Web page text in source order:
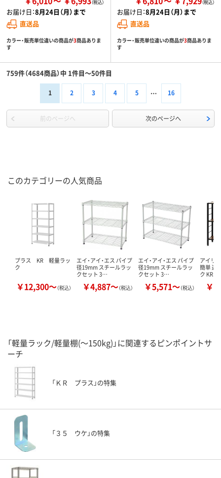
お届け日：8月24日（月）まで
直送品
カラー・販売単位違いの商品が3商品ありま
す
お届け日：8月24日（月）まで
直送品
カラー・販売単位違いの商品が3商品ありま
す
759件（4684商品）中 1件目～50件目
1 2 3 4 5 16
前のページへ 次のページへ
このカテゴリーの人気商品
プラス KR 軽量ラッ
ク
￥12,300～（税込）
エイ・アイ・エス パイプ
径19mm スチールラッ
クセット 3…
￥4,887～（税込）
エイ・アイ・エス パイプ
径19mm スチールラッ
クセット 3…
￥5,571～（税込）
アイリ
簡単 連
ク
￥
「軽量ラック/軽量棚(～150kg)」に関連するピンポイントサ
ーチ
「ＫＲ プラス」の特集
「３５ ウケ」の特集